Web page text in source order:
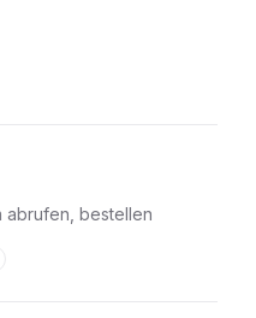
abrufen, bestellen